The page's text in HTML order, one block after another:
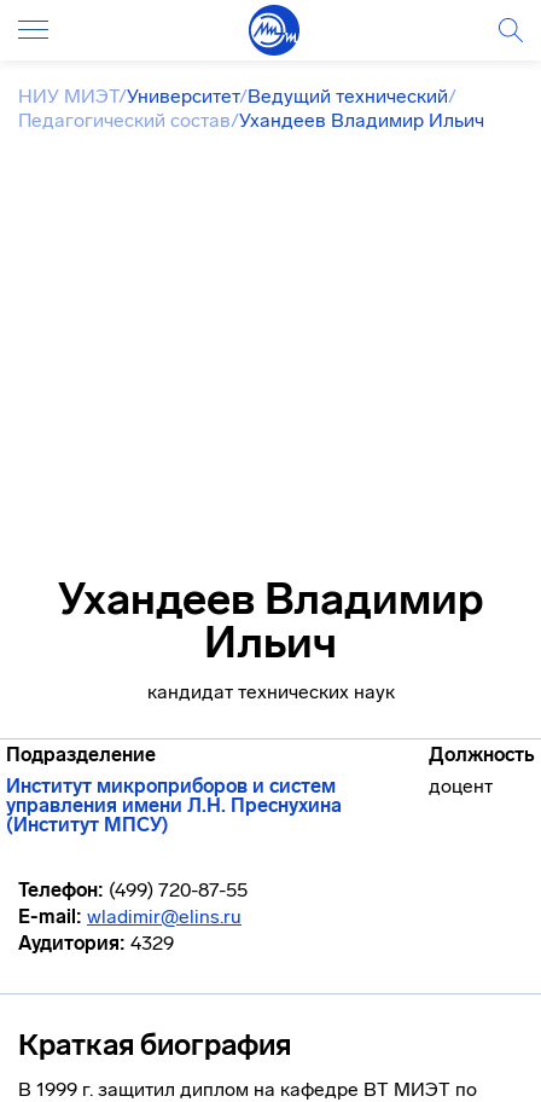
НИУ МИЭТ/Университет/Ведущий технический/
Педагогический состав/Ухандеев Владимир Ильич
Ухандеев Владимир
Ильич
кандидат технических наук
Подразделение
Должность
Институт микроприборов и систем
управления имени Л.Н. Преснухина
(Институт МПСУ)
доцент
Телефон: (499) 720-87-55
E-mail: wladimir@elins.ru
Аудитория: 4329
Краткая биография
В 1999 г. защитил диплом на кафедре ВТ МИЭТ по